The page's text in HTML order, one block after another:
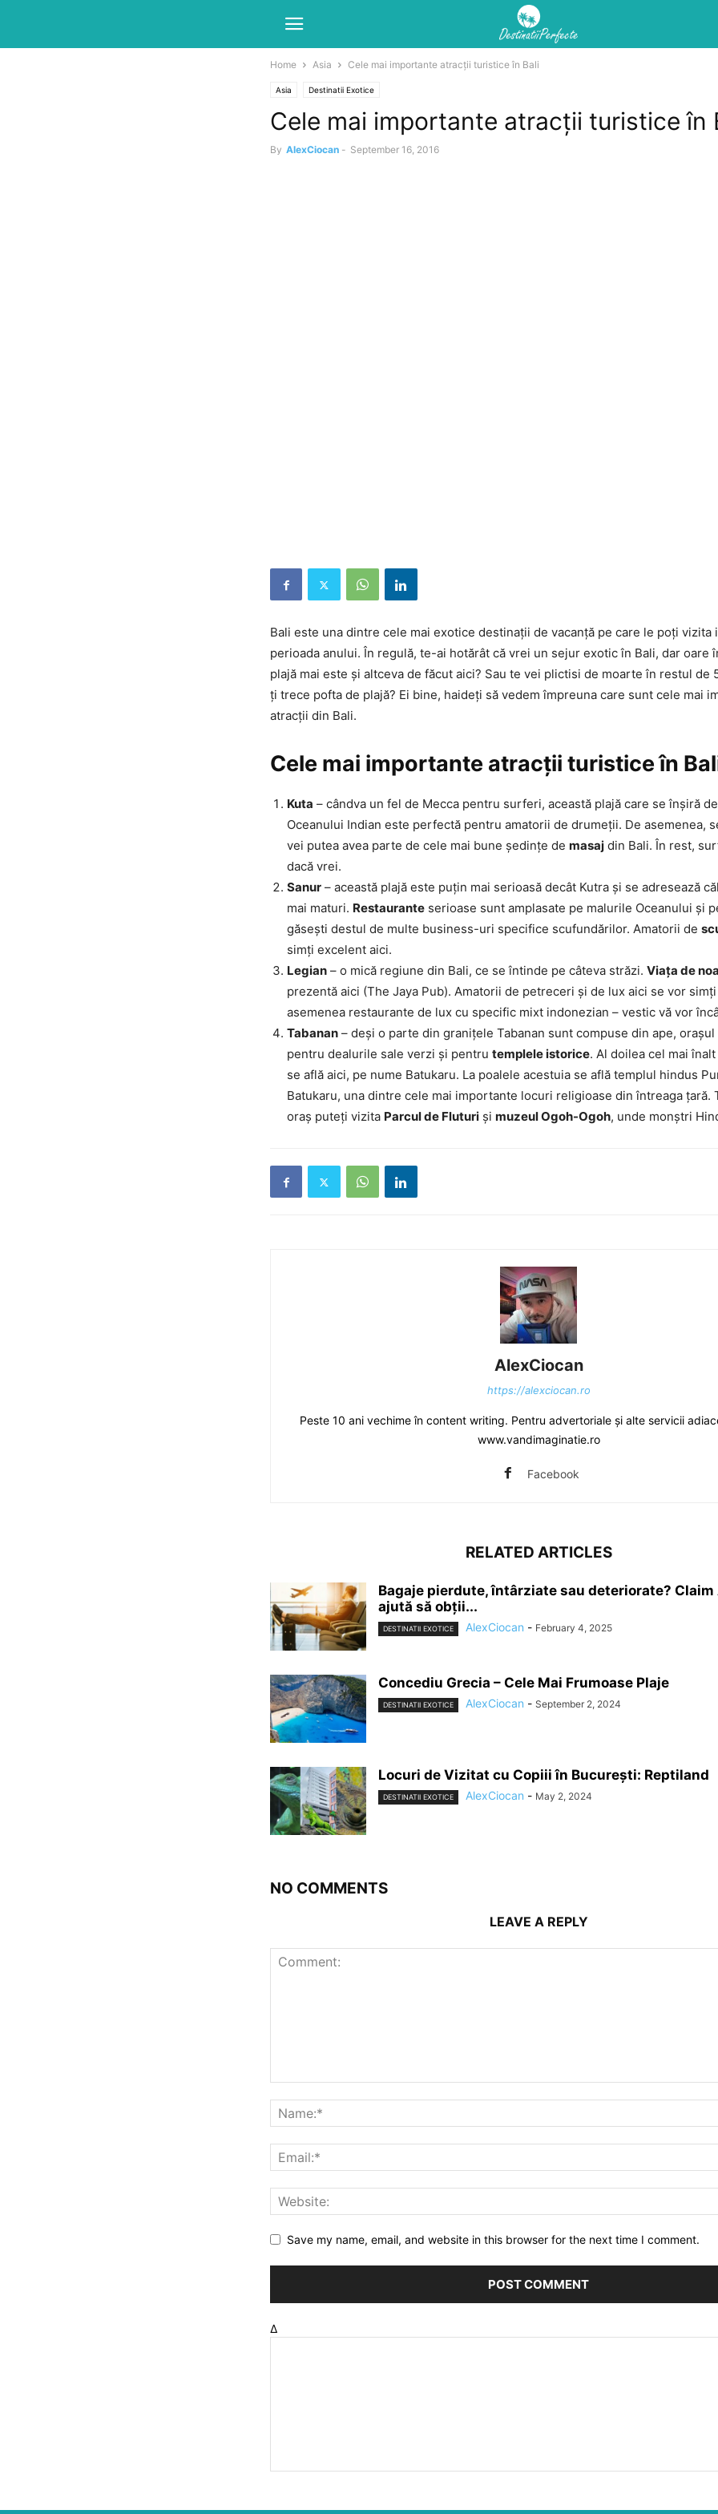
Home Asia Cele mai importante atracții turistice în Bali
Asia Destinatii Exotice
Cele mai importante atracții turistice în
By AlexCiocan - September 16, 2016
Bali este una dintre cele mai exotice destinații de vacanță pe care le poți vizita
perioada anului. În regulă, te-ai hotărât că vrei un sejur exotic în Bali, dar oare
plajă mai este și altceva de făcut aici? Sau te vei plictisi de moarte în restul de
ți trece pofta de plajă? Ei bine, haideți să vedem împreuna care sunt cele mai
atracții din Bali.
Cele mai importante atracții turistice în
Kuta – cândva un fel de Mecca pentru surferi, această plajă care se înșiră
Oceanului Indian este perfectă pentru amatorii de drumeții. De asemenea,
vei putea avea parte de cele mai bune ședințe de masaj din Bali. În rest,
dacă vrei.
Sanur – această plajă este puțin mai serioasă decât Kutra și se adresează
mai maturi. Restaurante serioase sunt amplasate pe malurile Oceanului și
găsești destul de multe business-uri specifice scufundărilor. Amatorii de
simți excelent aici.
Legian – o mică regiune din Bali, ce se întinde pe câteva străzi. Viața de
prezentă aici (The Jaya Pub). Amatorii de petreceri și de lux aici se vor
asemenea restaurante de lux cu specific mixt indonezian – vestic vă vor
Tabanan – deși o parte din granițele Tabanan sunt compuse din ape,
pentru dealurile sale verzi și pentru templele istorice. Al doilea cel mai
se află aici, pe nume Batukaru. La poalele acestuia se află templul hindus
Batukaru, una dintre cele mai importante locuri religioase din întreaga țară.
oraș puteți vizita Parcul de Fluturi și muzeul Ogoh-Ogoh, unde monștri
AlexCiocan
https://alexciocan.ro
Peste 10 ani vechime în content writing. Pentru advertoriale și alte servicii
www.vandimaginatie.ro
Facebook
RELATED ARTICLES
Bagaje pierdute, întârziate sau deteriorate?
ajută să obții...
DESTINATII EXOTICE AlexCiocan - February 4, 2025
Concediu Grecia – Cele Mai Frumoase Plaje
DESTINATII EXOTICE AlexCiocan - September 2, 2024
Locuri de Vizitat cu Copiii în București: Reptiland
DESTINATII EXOTICE AlexCiocan - May 2, 2024
NO COMMENTS
LEAVE A REPLY
Save my name, email, and website in this browser for the next time I comment.
Δ